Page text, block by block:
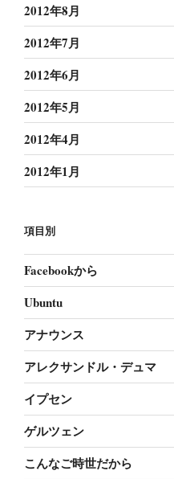
2012年8月
2012年7月
2012年6月
2012年5月
2012年4月
2012年1月
項目別
Facebookから
Ubuntu
アナウンス
アレクサンドル・デュマ
イプセン
ゲルツェン
こんなご時世だから